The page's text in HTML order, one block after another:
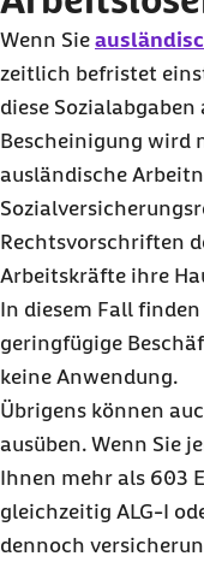
Wenn Sie
zeitlich befristet
diese
Bescheinigung wird
ausländische
Rechtsvorschriften
Arbeitskräfte ihre
In diesem Fall
geringfügige
keine Anwendung.
Übrigens können
ausüben. Wenn Sie
Ihnen mehr als 603
gleichzeitig ALG-I
dennoch